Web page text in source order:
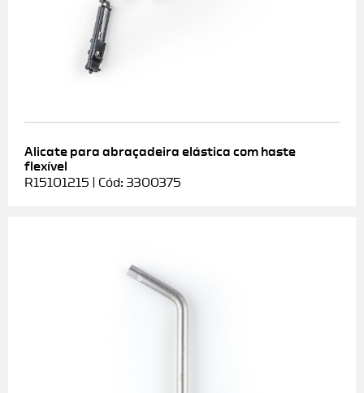
Alicate para abraçadeira elástica com haste
flexível
R15101215 | Cód: 3300375